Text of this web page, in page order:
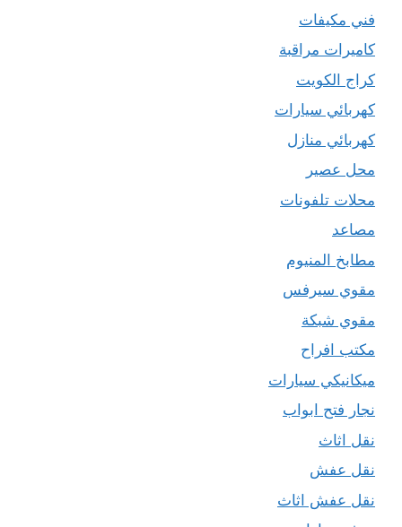
فني مكيفات
كاميرات مراقبة
كراج الكويت
كهربائي سيارات
كهربائي منازل
محل عصير
محلات تلفونات
مصاعد
مطابخ المنيوم
مقوي سيرفس
مقوي شبكة
مكتب افراح
ميكانيكي سيارات
نجار فتح ابواب
نقل اثاث
نقل عفش
نقل عفش اثاث